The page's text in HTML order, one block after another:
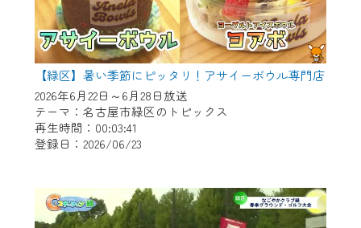
【緑区】暑い季節にピッタリ！アサイーボウル専門店
2026年6月22日～6月28日放送
テーマ：名古屋市緑区のトピックス
再生時間：00:03:41
登録日：2026/06/23